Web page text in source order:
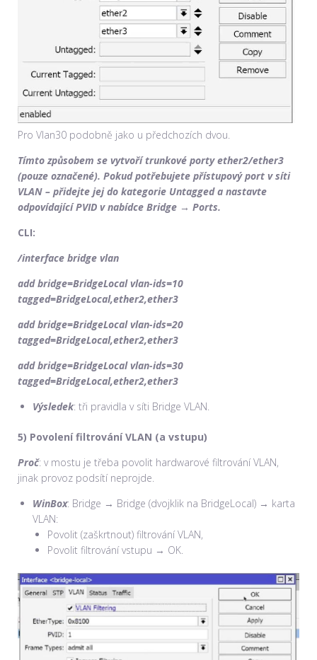
Pro Vlan30 podobně jako u předchozích dvou.
Tímto způsobem se vytvoří trunkové porty ether2/ether3
(pouze označené). Pokud potřebujete přístupový port v síti
VLAN – přidejte jej do kategorie Untagged a nastavte
odpovídající PVID v nabídce Bridge → Ports.
CLI:
/interface bridge vlan
add bridge=BridgeLocal vlan-ids=10
tagged=BridgeLocal,ether2,ether3
add bridge=BridgeLocal vlan-ids=20
tagged=BridgeLocal,ether2,ether3
add bridge=BridgeLocal vlan-ids=30
tagged=BridgeLocal,ether2,ether3
Výsledek: tři pravidla v síti Bridge VLAN.
5) Povolení filtrování VLAN (a vstupu)
Proč: v mostu je třeba povolit hardwarové filtrování VLAN,
jinak provoz podsítí neprojde.
WinBox: Bridge → Bridge (dvojklik na BridgeLocal) → karta
VLAN:
Povolit (zaškrtnout) filtrování VLAN,
Povolit filtrování vstupu → OK.